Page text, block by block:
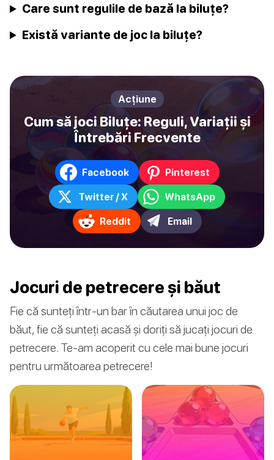
Care sunt regulile de bază la biluțe?
Există variante de joc la biluțe?
Acțiune
Cum să joci Biluțe: Reguli, Variații și
Întrebări Frecvente
Facebook Pinterest
Twitter / X WhatsApp
Reddit Email
Jocuri de petrecere și băut
Fie că sunteți într-un bar în căutarea unui joc de
băut, fie că sunteți acasă și doriți să jucați jocuri de
petrecere. Te-am acoperit cu cele mai bune jocuri
pentru următoarea petrecere!